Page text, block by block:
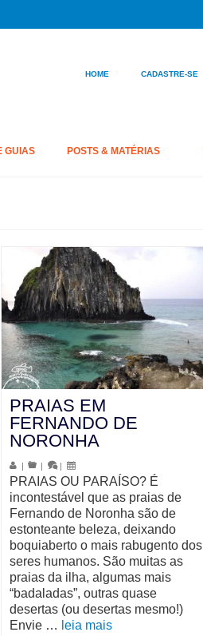
HOME CADASTRE-SE
GUIAS POSTS & MATÉRIAS
PRAIAS EM
FERNANDO DE
NORONHA
| | |
PRAIAS OU PARAÍSO? É
incontestável que as praias de
Fernando de Noronha são de
estonteante beleza, deixando
boquiaberto o mais rabugento dos
seres humanos. São muitas as
praias da ilha, algumas mais
“badaladas”, outras quase
desertas (ou desertas mesmo!)
Envie … leia mais